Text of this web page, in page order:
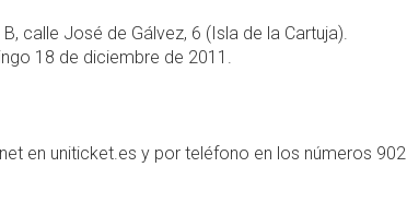
calle José de Gálvez, 6 (Isla de la Cartuja).
18 de diciembre de 2011.
en uniticket.es y por teléfono en los números 902